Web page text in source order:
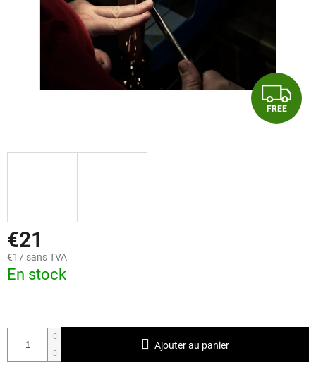
F
R
FREE
€21
€17 sans TVA
En stock
Ajouter au panier